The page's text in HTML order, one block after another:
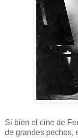
Si bien el cine de
de grandes pechos,